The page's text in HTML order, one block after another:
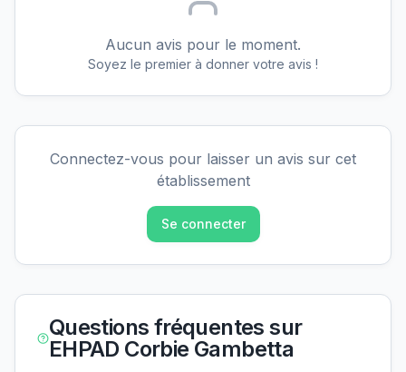
Aucun avis pour le moment.
Soyez le premier à donner votre avis !
Connectez-vous pour laisser un avis sur cet
établissement
Se connecter
Questions fréquentes sur
EHPAD Corbie Gambetta